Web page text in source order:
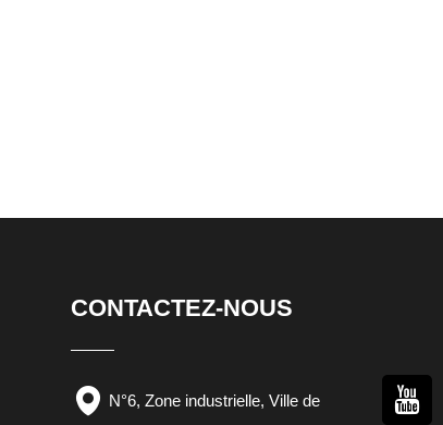
CONTACTEZ-NOUS
N°6, Zone industrielle, Ville de